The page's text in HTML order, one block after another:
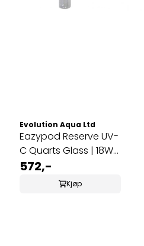
Evolution Aqua Ltd
Eazypod Reserve UV-
C Quarts Glass | 18W
Pære
572,-
Kjøp